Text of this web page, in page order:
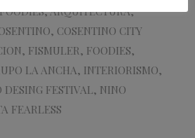
,ARQUITECTURA,
, COSENTINO CITY
, FISMULER, FOODIES,
LA ANCHA, INTERIORISMO,
DESING FESTIVAL, NINO
FEARLESS